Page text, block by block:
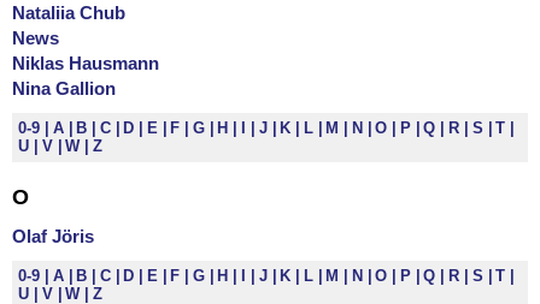
Nataliia Chub
News
Niklas Hausmann
Nina Gallion
0-9 A B C D E F G H J K L M N O P Q R S
T
U
V W Z
O
Olaf Jöris
0-9 A B C D E F G H J K L M N O P Q R S
T
U
V W Z